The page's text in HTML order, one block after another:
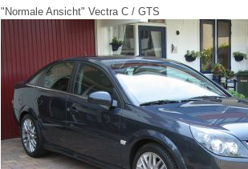
"Normale Ansicht" Vectra C / GTS